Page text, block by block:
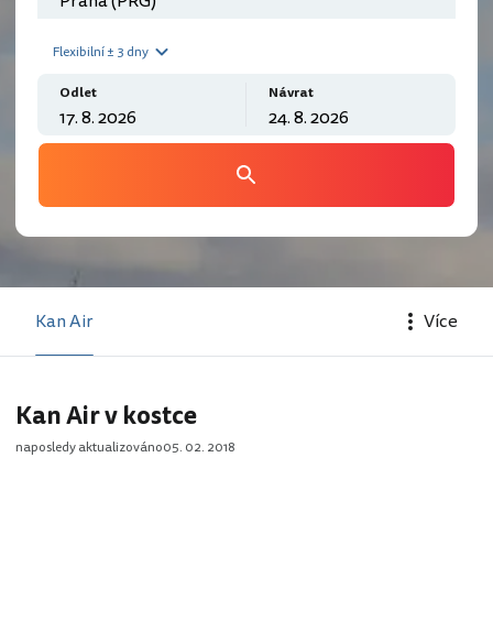
Flexibilní ± 3 dny
Odlet Návrat
Kan Air Více
Kan Air v kostce
naposledy aktualizováno05. 02. 2018